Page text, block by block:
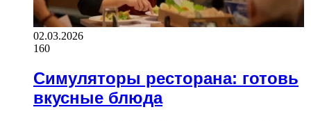
02.03.2026
160
Симуляторы ресторана: готовь
вкусные блюда